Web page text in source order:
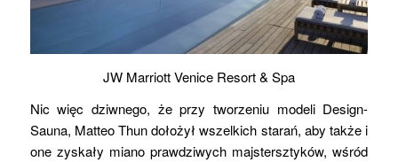
JW Marriott Venice Resort & Spa
Nic więc dziwnego, że przy tworzeniu modeli Design-
Sauna, Matteo Thun dołożył wszelkich starań, aby także i
one zyskały miano prawdziwych majstersztyków, wśród